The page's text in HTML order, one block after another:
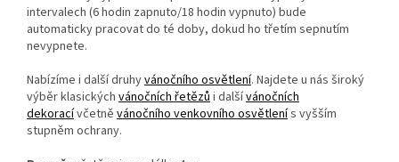
intervalech (6 hodin zapnuto/18 hodin vypnuto) bude
automaticky pracovat do té doby, dokud ho třetím sepnutím
nevypnete.
Nabízíme i další druhyvánočního osvětlení. Najdete u nás široký
výběr klasických vánočních řetězů i dalšívánočních
dekoracívčetně vánočního venkovního osvětlenís vyšším
stupněm ochrany.